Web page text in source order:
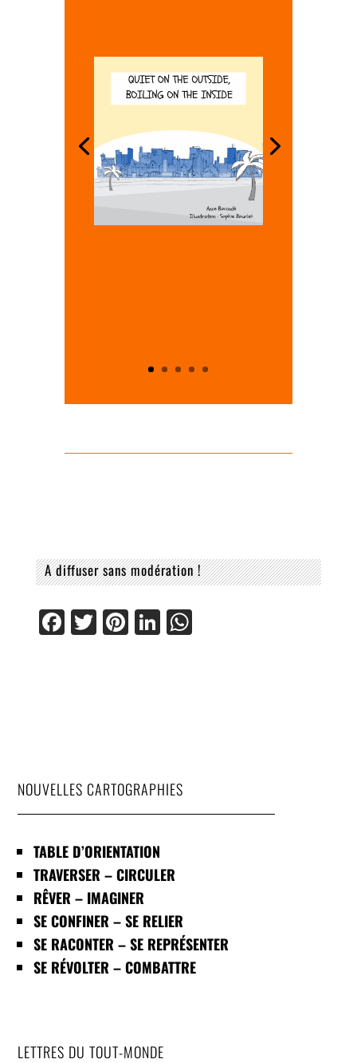
A diffuser sans modération !
Facebook
Twitter
Pinterest
LinkedIn
WhatsApp
NOUVELLES CARTOGRAPHIES
TABLE D’ORIENTATION
TRAVERSER – CIRCULER
RÊVER – IMAGINER
SE CONFINER – SE RELIER
SE RACONTER – SE REPRÉSENTER
SE RÉVOLTER – COMBATTRE
LETTRES DU TOUT-MONDE